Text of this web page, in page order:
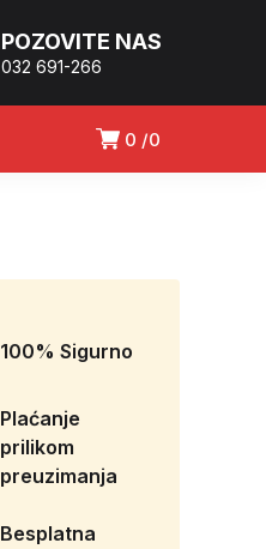
POZOVITE NAS
032 691-266
0 0
100% Sigurno
Plaćanje
prilikom
preuzimanja
Besplatna